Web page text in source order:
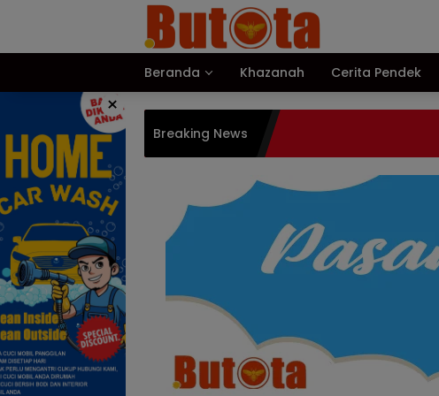
Beranda Khazanah Cerita Pendek
×
Breaking News